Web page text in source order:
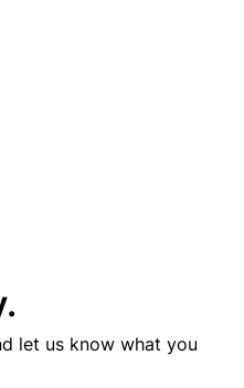
let us know what you